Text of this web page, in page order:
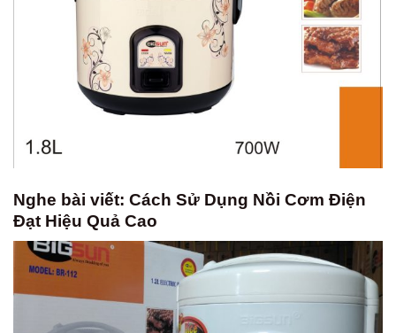
Nghe bài viết: Cách Sử Dụng Nồi Cơm Điện
Đạt Hiệu Quả Cao